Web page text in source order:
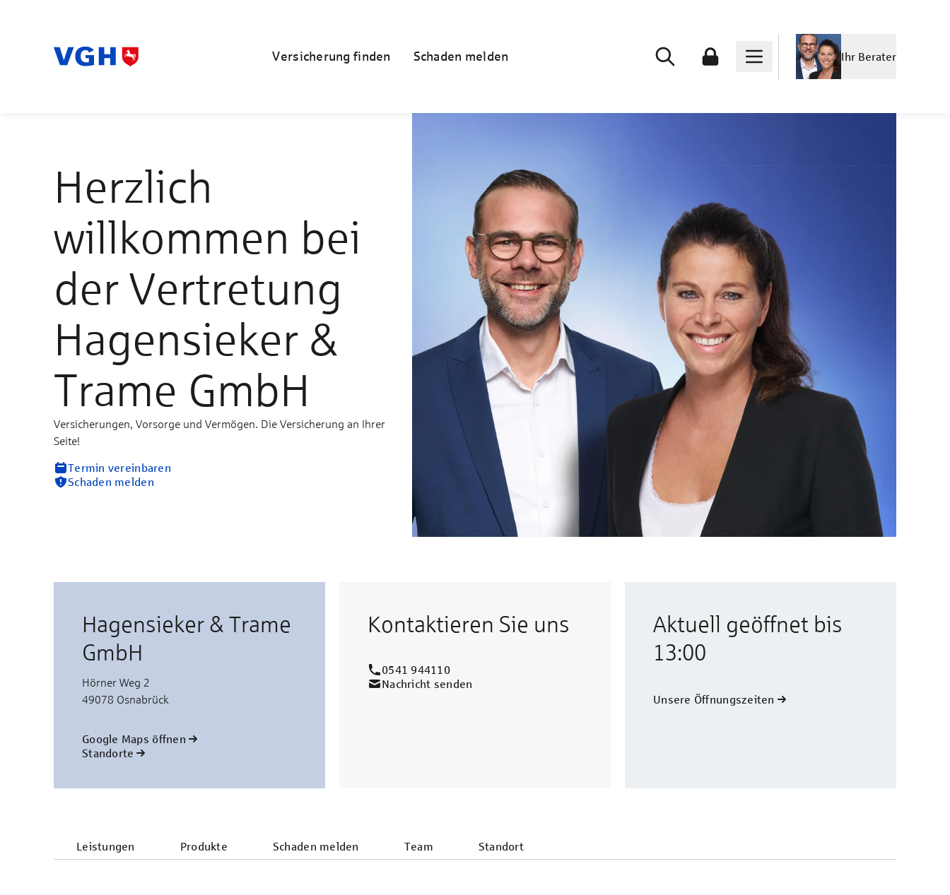
Versicherung finden Schaden melden Ihr Berater
Herzlich
willkommen bei
der Vertretung
Hagensieker &
Trame GmbH
Versicherungen, Vorsorge und Vermögen. Die Versicherung an Ihrer
Seite!
Termin vereinbaren
Schaden melden
Hagensieker & Trame
GmbH
Hörner Weg 2
49078 Osnabrück
Google Maps öffnen
Standorte
Kontaktieren Sie uns
0541 944110
Nachricht senden
Aktuell geöffnet bis
13:00
Unsere Öffnungszeiten
Leistungen Produkte Schaden melden Team Standort